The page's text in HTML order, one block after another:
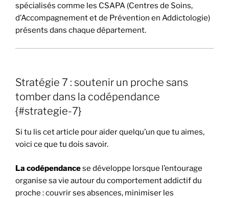
spécialisés comme les CSAPA (Centres de Soins,
d’Accompagnement et de Prévention en Addictologie)
présents dans chaque département.
Stratégie 7 : soutenir un proche sans
tomber dans la codépendance
{#strategie-7}
Si tu lis cet article pour aider quelqu’un que tu aimes,
voici ce que tu dois savoir.
La codépendancese développe lorsque l’entourage
organise sa vie autour du comportement addictif du
proche : couvrir ses absences, minimiser les